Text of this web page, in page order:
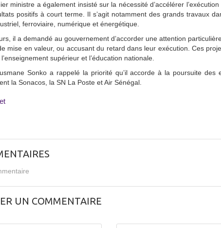
ministre a également insisté sur la nécessité d’accélérer
positifs à court terme. Il s’agit notamment des grands travaux
ferroviaire, numérique et énergétique.
il a demandé au gouvernement d’accorder une attention
mise en valeur, ou accusant du retard dans leur exécution. Ces
supérieur et l’éducation nationale.
Sonko a rappelé la priorité qu’il accorde à la poursuite des
la Sonacos, la SN La Poste et Air Sénégal.
UN COMMENTAIRE